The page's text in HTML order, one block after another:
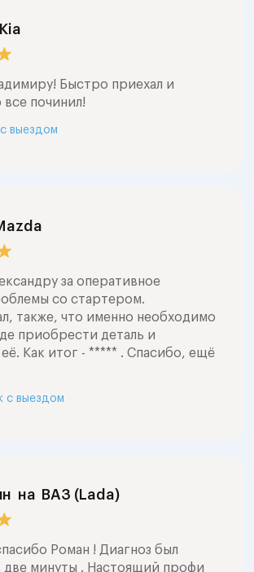
Kia
Быстро приехал и
починил!
выездом
за оперативное
со стартером.
также, что именно необходимо
приобрести деталь и
её. Как итог - ***** . Спасибо, ещё
с выездом
на ВАЗ (Lada)
Роман ! Диагноз был
две минуты . Настоящий профи